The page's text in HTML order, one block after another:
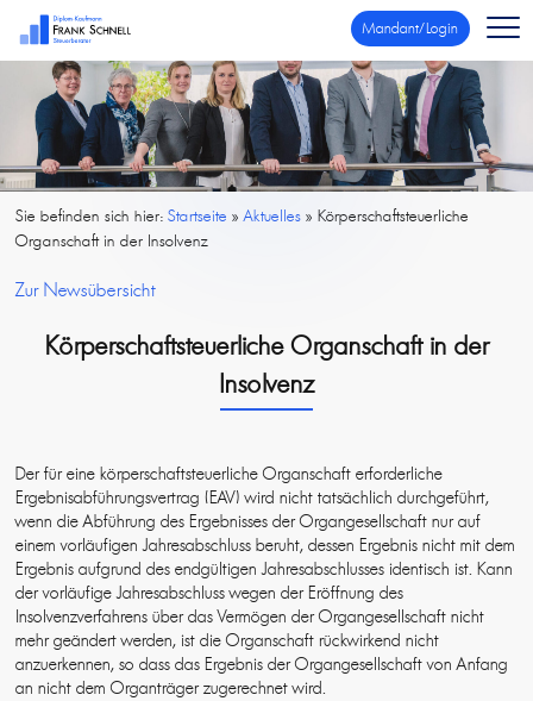
Mandant/Login
Sie befinden sich hier:Startseite »Aktuelles »Körperschaftsteuerliche
Organschaft in der Insolvenz
Zur Newsübersicht
Körperschaftsteuerliche Organschaft in der
Insolvenz
Der für eine körperschaftsteuerliche Organschaft erforderliche
Ergebnisabführungsvertrag (EAV) wird nicht tatsächlich durchgeführt,
wenn die Abführung des Ergebnisses der Organgesellschaft nur auf
einem vorläufigen Jahresabschluss beruht, dessen Ergebnis nicht mit dem
Ergebnis aufgrund des endgültigen Jahresabschlusses identisch ist. Kann
der vorläufige Jahresabschluss wegen der Eröffnung des
Insolvenzverfahrens über das Vermögen der Organgesellschaft nicht
mehr geändert werden, ist die Organschaft rückwirkend nicht
anzuerkennen, so dass das Ergebnis der Organgesellschaft von Anfang
an nicht dem Organträger zugerechnet wird.